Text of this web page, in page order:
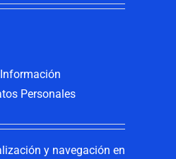
Personales
y navegación en